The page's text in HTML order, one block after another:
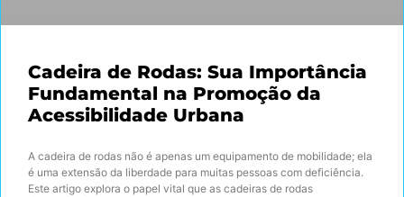
Cadeira de Rodas: Sua Importância
Fundamental na Promoção da
Acessibilidade Urbana
A cadeira de rodas não é apenas um equipamento de mobilidade; ela
é uma extensão da liberdade para muitas pessoas com deficiência.
Este artigo explora o papel vital que as cadeiras de rodas